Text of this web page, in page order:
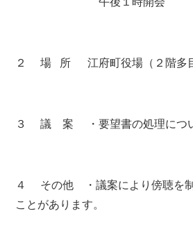
２ 場 所 江府町役場（２階多目
３ 議 案 ・要望書の処理につ
４ その他 ・議案により傍聴を制
ことがあります。